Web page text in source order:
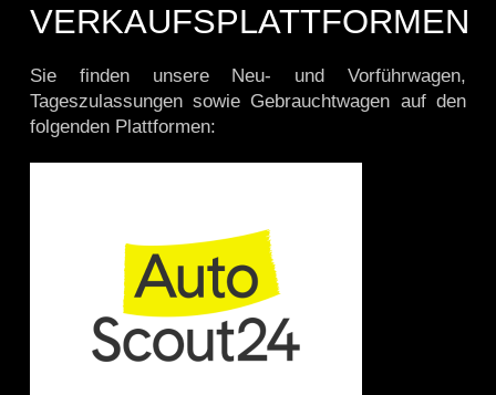
VERKAUFSPLATTFORMEN
Sie finden unsere Neu- und Vorführwagen,
Tageszulassungen sowie Gebrauchtwagen auf den
folgenden Plattformen: